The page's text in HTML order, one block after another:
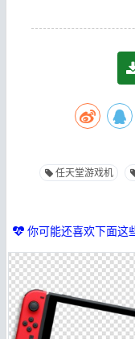
任天堂游戏机
你可能还喜欢下面这